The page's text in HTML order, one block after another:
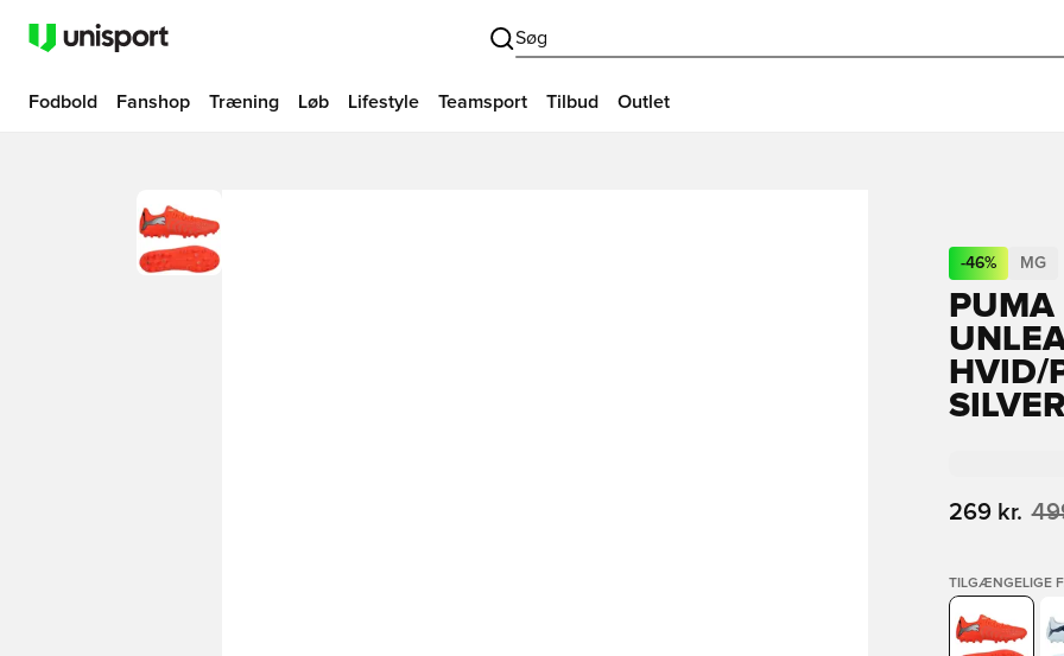
Søg
Fodbold Fanshop Træning Løb Lifestyle Teamsport Tilbud Outlet
-46% MG
HVID/
SILVER
269 kr.
TILGÆNGELIGE